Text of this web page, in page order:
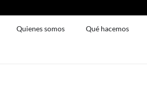
Quienes somos Qué hacemos